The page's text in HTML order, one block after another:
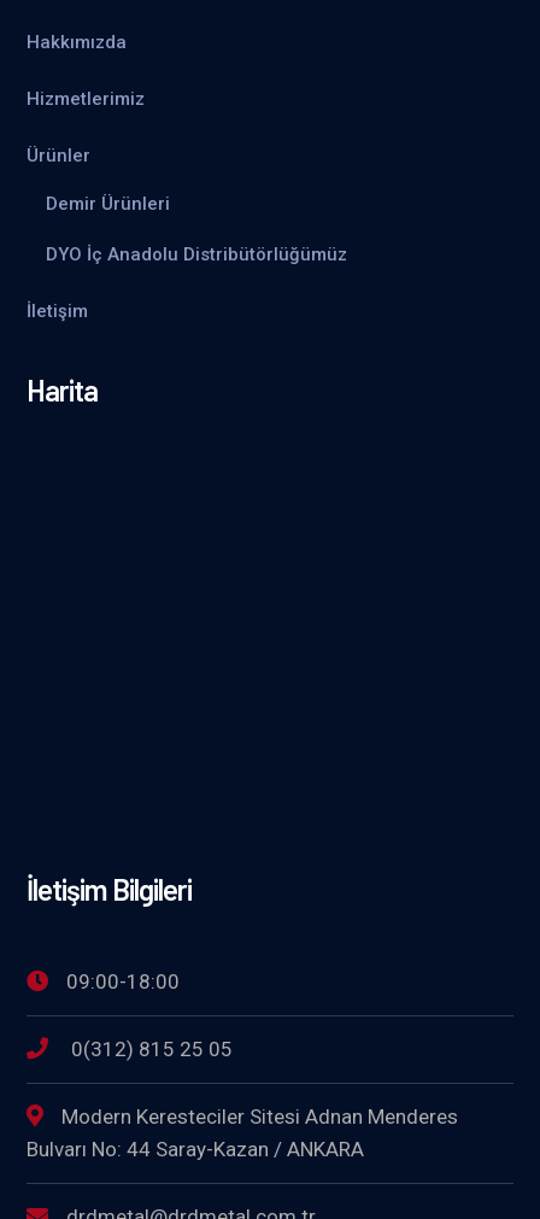
Hakkımızda
Hizmetlerimiz
Ürünler
Demir Ürünleri
DYO İç Anadolu Distribütörlüğümüz
İletişim
Harita
İletişim Bilgileri
09:00-18:00
0(312) 815 25 05
Modern Keresteciler Sitesi Adnan Menderes
Bulvarı No: 44 Saray-Kazan / ANKARA